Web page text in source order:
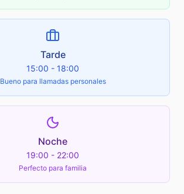
Tarde
15:00 - 18:00
Bueno para llamadas personales
Noche
19:00 - 22:00
Perfecto para familia